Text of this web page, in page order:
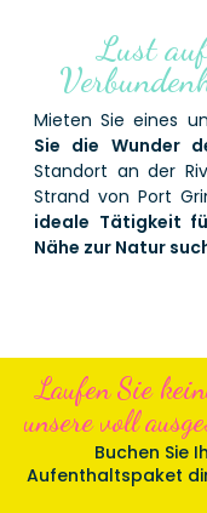
Lust
Mieten Sie eines
Sie die Wunder
Standort an der
Strand von Port
ideale Tätigkeit
Nähe zur Natur
Laufen Sie
unsere voll
Buchen Sie
Aufenthaltspaket